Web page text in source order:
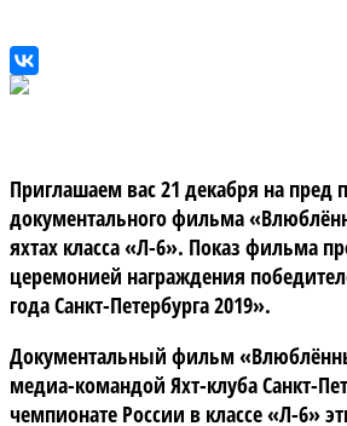
Приглашаем вас 21 декабря на пред
документального фильма
яхтах класса «Л-6». Показ фильма
церемонией награждения
года Санкт-Петербурга 2019».
Документальный фильм
медиа-командой Яхт-клуба Санкт-
чемпионате России в классе «Л-6»